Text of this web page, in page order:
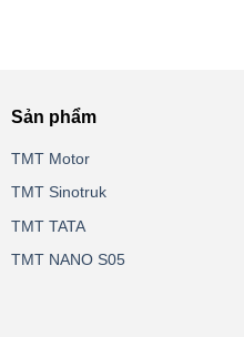
Sản phẩm
TMT Motor
TMT Sinotruk
TMT TATA
TMT NANO S05